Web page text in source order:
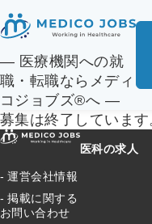
― 医療機関への就
職・転職ならメディ
コジョブズ®へ ―
募集は終了しています
運営会社情報
掲載に関する
お問い合わせ
医科の求人